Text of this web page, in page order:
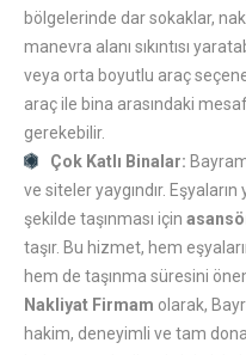
bölgelerinde dar sokaklar,
manevra alanı sıkıntısı
veya orta boyutlu araç
araç ile bina arasındaki
gerekebilir.
Çok Katlı Binalar:
ve siteler yaygındır.
şekilde taşınması için
taşır. Bu hizmet, hem
hem de taşınma süresini
Nakliyat Firmam olarak,
hakim, deneyimli ve tam